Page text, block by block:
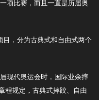
项比赛，而且一直是历届奥
，分为古典式和自由式两个
现代奥运会时，国际业余摔
程规定，古典式摔跤、自由